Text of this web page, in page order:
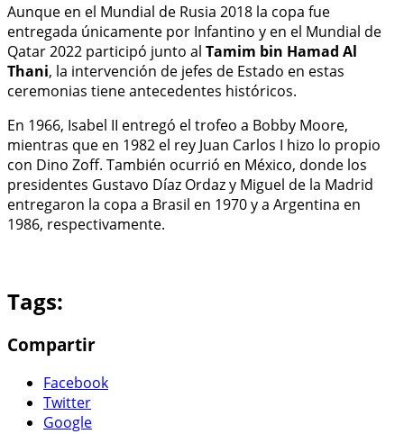
Aunque en el Mundial de Rusia 2018 la copa fue
entregada únicamente por Infantino y en el Mundial de
Qatar 2022 participó junto al Tamim bin Hamad Al
Thani, la intervención de jefes de Estado en estas
ceremonias tiene antecedentes históricos.
En 1966, Isabel II entregó el trofeo a Bobby Moore,
mientras que en 1982 el rey Juan Carlos I hizo lo propio
con Dino Zoff. También ocurrió en México, donde los
presidentes Gustavo Díaz Ordaz y Miguel de la Madrid
entregaron la copa a Brasil en 1970 y a Argentina en
1986, respectivamente.
Tags:
Compartir
Facebook
Twitter
Google